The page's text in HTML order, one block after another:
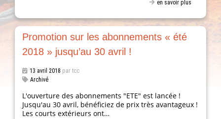
en savoir plus
Promotion sur les abonnements « été
2018 » jusqu’au 30 avril !
13 avril 2018 par tcc
Archivé
L'ouverture des abonnements "ETE" est lancée !
Jusqu'au 30 avril, bénéficiez de prix très avantageux !
Les courts extérieurs ont…